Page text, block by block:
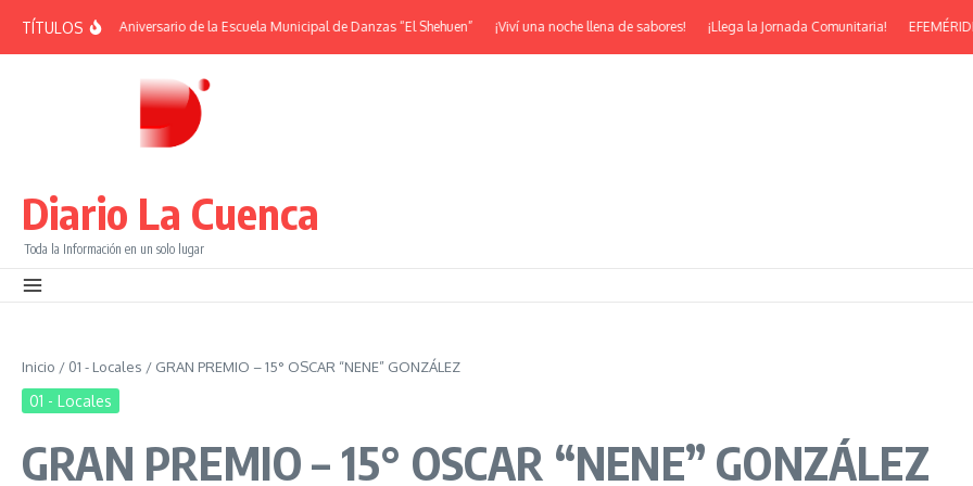
TÍTULOS| 38° Aniversario de la Escuela Municipal de Danzas “El Shehuen” ¡Viví una noche llena de sabores! ¡Llega la Jornada Comunitaria! EFEMÉRIDES |
Diario La Cuenca
Toda la Información en un solo lugar
Inicio / 01 - Locales / GRAN PREMIO – 15° OSCAR “NENE” GONZÁLEZ
01 - Locales
GRAN PREMIO – 15° OSCAR “NENE” GONZÁLEZ